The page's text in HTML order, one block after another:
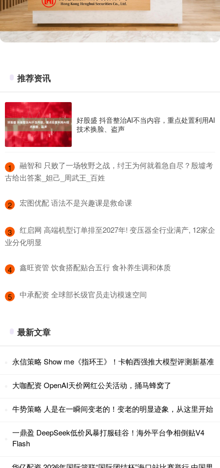
推荐资讯
好股盛 抖音整治AI不当内容，重点处置利用AI
技术换脸、盗声
1
​融智和 只败了一场牧野之战，纣王为何就着急自尽？殷墟考
古给出答案_妲己_周武王_百姓
2 ​宏图优配 语法不是兴趣课是救命课
3
​红启网 高端机型订单排至2027年! 变压器全行业满产, 12家企
业分化明显
4 ​鑫旺资管 饮食搭配贴合五行 食补养生调和体质
5 ​中承配资 全球部长级官员走访模速空间
最新文章
永信策略 Show me《指环王》！卡帕西强推大模型评测新基准
大咖配资 OpenAI天价网红公关活动，捅马蜂窝了
牛势策略 人是在一瞬间变老的！变老的明显迹象，从这里开始
一鼎盈 DeepSeek低价风暴打服硅谷！海外平台争相倒贴V4
Flash